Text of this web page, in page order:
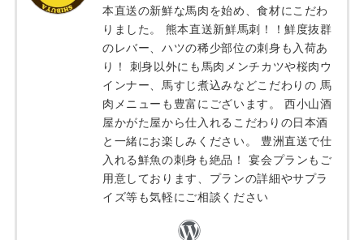
本直送の新鮮な馬肉を始め、食材にこだわ
りました。 熊本直送新鮮馬刺！！鮮度抜群
のレバー、ハツの稀少部位の刺身も入荷あ
り！ 刺身以外にも馬肉メンチカツや桜肉ウ
インナー、馬すじ煮込みなどこだわりの 馬
肉メニューも豊富にございます。 西小山酒
屋かがた屋から仕入れるこだわりの日本酒
と一緒にお楽しみください。 豊洲直送で仕
入れる鮮魚の刺身も絶品！ 宴会プランもご
用意しております、プランの詳細やサプラ
イズ等も気軽にご相談ください